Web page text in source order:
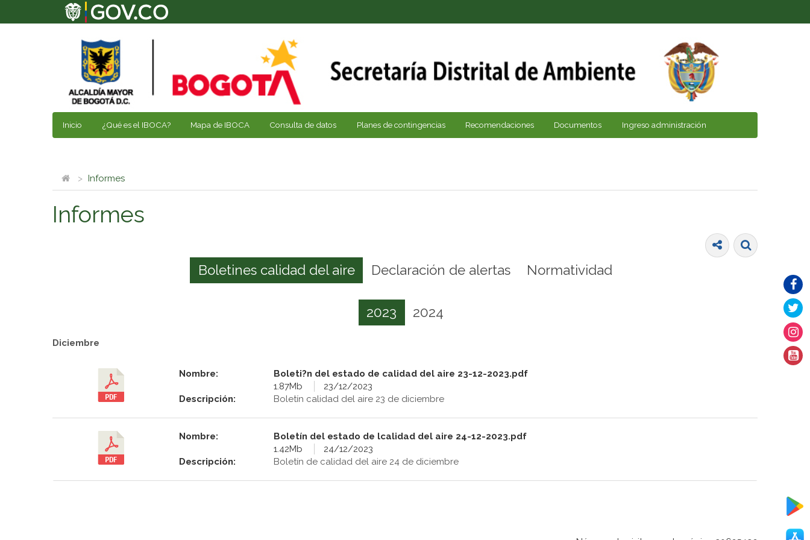
Inicio ¿Qué es el IBOCA? Mapa de IBOCA Consulta de datos Planes de contingencias Recomendaciones Documentos Ingreso administración
Informes
Informes
Boletines calidad del aire Declaración de alertas Normatividad
2023 2024
Diciembre
Nombre:
Boleti?n del estado de calidad del aire 23-12-2023.pdf
1.87Mb
23/12/2023
Descripción:
Boletín calidad del aire 23 de diciembre
Nombre:
Boletín del estado de lcalidad del aire 24-12-2023.pdf
1.42Mb
24/12/2023
Descripción:
Boletín de calidad del aire 24 de diciembre